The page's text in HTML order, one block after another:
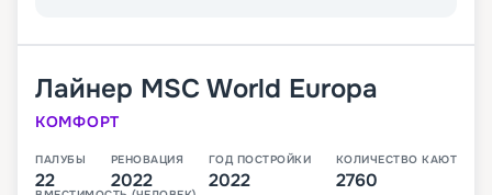
Лайнер MSC World Europa
КОМФОРТ
ПАЛУБЫ
22
РЕНОВАЦИЯ
2022
ГОД ПОСТРОЙКИ
2022
КОЛИЧЕСТВО КАЮТ
2760